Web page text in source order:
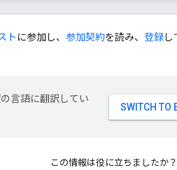
ト に参加し、 参加契約を読み、 登録し
言語に翻訳してい
この情報は役に立ちましたか？